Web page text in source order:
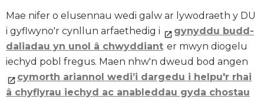
Mae nifer o elusennau wedi galw ar lywodraeth y DU
i gyflwyno'r cynllun arfaethedig i
gynyddu budd-
daliadau yn unol â chwyddiant er mwyn diogelu
iechyd pobl fregus. Maen nhw'n dweud bod angen
cymorth ariannol wedi’i dargedu i helpu'r rhai
â chyflyrau iechyd ac anableddau gyda chostau